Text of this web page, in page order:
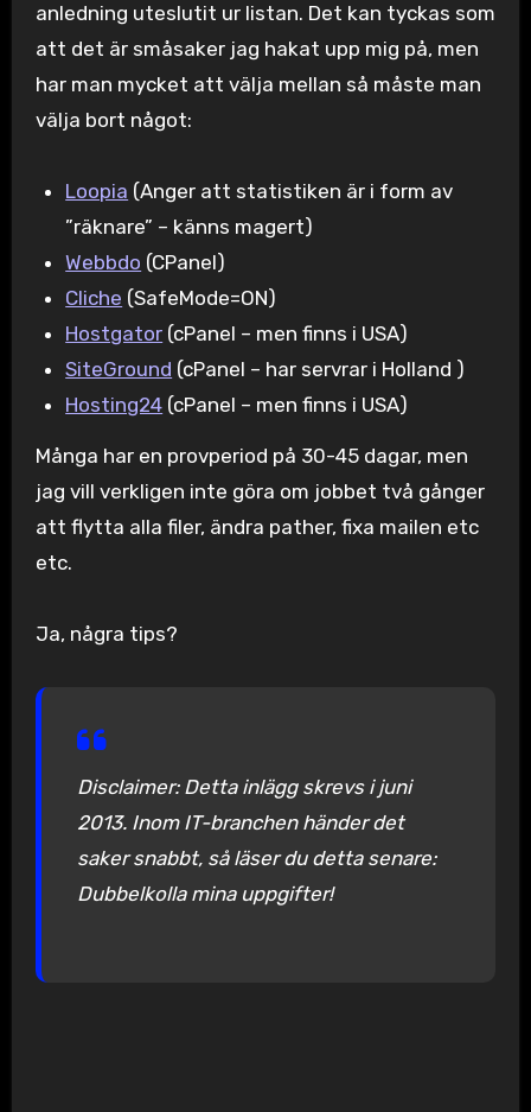
anledning uteslutit ur listan. Det kan tyckas som
att det är småsaker jag hakat upp mig på, men
har man mycket att välja mellan så måste man
välja bort något:
Loopia (Anger att statistiken är i form av
”räknare” – känns magert)
Webbdo (CPanel)
Cliche (SafeMode=ON)
Hostgator (cPanel – men finns i USA)
SiteGround (cPanel – har servrar i Holland )
Hosting24 (cPanel – men finns i USA)
Många har en provperiod på 30-45 dagar, men
jag vill verkligen inte göra om jobbet två gånger
att flytta alla filer, ändra pather, fixa mailen etc
etc.
Ja, några tips?
Disclaimer: Detta inlägg skrevs i juni
2013. Inom IT-branchen händer det
saker snabbt, så läser du detta senare:
Dubbelkolla mina uppgifter!